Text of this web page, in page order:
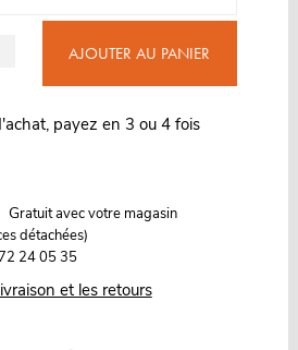
AJOUTER AU PANIER
payez en 3 ou 4 fois
Gratuit avec votre magasin
détachées)
24 05 35
et les retours